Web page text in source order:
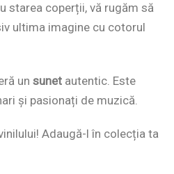
starea coperții, vă rugăm să
ultima imagine cu cotorul
un sunet autentic. Este
și pasionați de muzică.
Adaugă-l în colecția ta